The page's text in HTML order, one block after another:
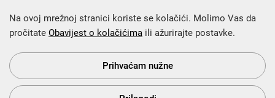
Krajnji primatelj financijskog instrumenta sufinanciranog iz
Europskog fonda za regionalni razvoj u sklopu Operativnog
programa „Konkurentnost i kohezija”.
Na ovoj mrežnoj stranici koriste se kolačići. Molimo Vas da
pročitate Obavijest o kolačićima ili ažurirajte postavke.
Prihvaćam nužne